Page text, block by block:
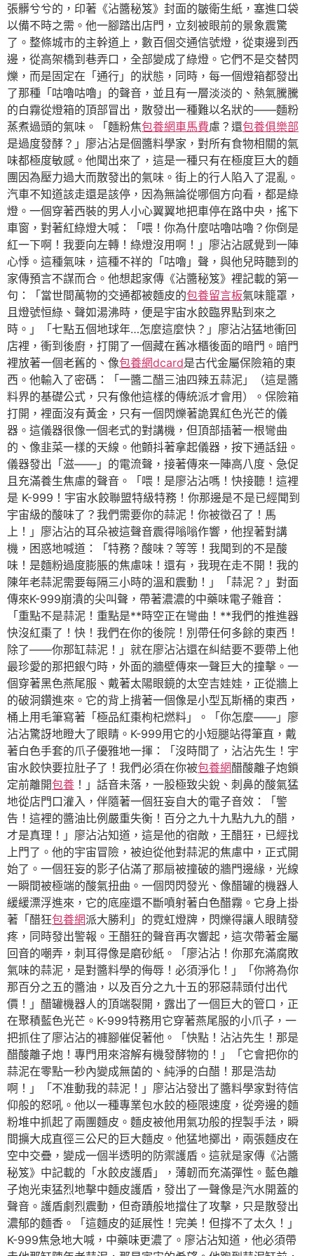
張髒兮兮的，印著《沾醬秘笈》封面的皺衛生紙，塞進口袋
以備不時之需。他一腳踏出店門，立刻被眼前的景象震驚
了。整條城市的主幹道上，數百個交通信號燈，從東邊到西
邊，從高架橋到巷弄口，全部變成了綠燈。它們不是交替閃
爍，而是固定在「通行」的狀態，同時，每一個燈箱都發出
了那種「咕嚕咕嚕」的聲音，並且有一層淡淡的、熱氣騰騰
的白霧從燈箱的頂部冒出，散發出一種難以名狀的——麵粉
蒸煮過頭的氣味。「麵粉焦包養網車馬費慮？還包養俱樂部
是過度發酵？」廖沾沾是個醬料學家，對所有食物相關的氣
味都極度敏感。他聞出來了，這是一種只有在極度巨大的麵
團因為壓力過大而散發出的氣味。街上的行人陷入了混亂。
汽車不知道該走還是該停，因為無論從哪個方向看，都是綠
燈。一個穿著西裝的男人小心翼翼地把車停在路中央，搖下
車窗，對著紅綠燈大喊：「喂！你為什麼咕嚕咕嚕？你倒是
紅一下啊！我要向左轉！綠燈沒用啊！」廖沾沾感覺到一陣
心悸。這種氣味，這種不祥的「咕嚕」聲，與他兒時聽到的
家傳預言不謀而合。他想起家傳《沾醬秘笈》裡記載的第一
句：「當世間萬物的交通都被麵皮的包養留言板氣味籠罩，
且燈號恒綠、聲如湯沸時，便是宇宙水餃臨界點到來之
時。」「七點五個地球年…怎麼這麼快？」廖沾沾猛地衝回
店裡，衝到後廚，打開了一個藏在舊冰櫃後面的暗門。暗門
裡放著一個老舊的、像包養網dcard是古代金屬保險箱的東
西。他輸入了密碼：「一醬二醋三油四辣五蒜泥」（這是醬
料界的基礎公式，只有像他這樣的傳統派才會用）。保險箱
打開，裡面沒有黃金，只有一個閃爍著詭異紅色光芒的儀
器。這儀器很像一個老式的對講機，但頂部插著一根彎曲
的、像韭菜一樣的天線。他顫抖著拿起儀器，按下通話鈕。
儀器發出「滋——」的電流聲，接著傳來一陣高八度、急促
且充滿養生焦慮的聲音。「喂！是廖沾沾嗎！快接聽！這裡
是 K-999！宇宙水餃聯盟特級特務！你那邊是不是已經聞到
宇宙級的酸味了？我們需要你的蒜泥！你被徵召了！馬
上！」廖沾沾的耳朵被這聲音震得嗡嗡作響，他捏著對講
機，困惑地喊道：「特務？酸味？等等！我聞到的不是酸
味！是麵粉過度膨脹的焦慮味！還有，我現在走不開！我的
陳年老蒜泥需要每隔三小時的溫和震動！」「蒜泥？」對面
傳來K-999崩潰的尖叫聲，帶著濃濃的中藥味電子雜音：
「重點不是蒜泥！重點是**時空正在彎曲！**我們的推進器
快沒紅棗了！快！我們在你的後院！別帶任何多餘的東西！
除了——你那缸蒜泥！」就在廖沾沾還在糾結要不要帶上他
最珍愛的那把銀勺時，外面的牆壁傳來一聲巨大的撞擊。一
個穿著黑色燕尾服、戴著太陽眼鏡的太空吉娃娃，正從牆上
的破洞鑽進來。它的背上揹著一個像是小型瓦斯桶的東西，
桶上用毛筆寫著「極品紅棗枸杞燃料」。「你怎麼——」廖
沾沾驚訝地瞪大了眼睛。K-999用它的小短腿站得筆直，戴
著白色手套的爪子優雅地一揮：「沒時間了，沾沾先生！宇
宙水餃快要拉肚子了！我們必須在你被包養網醋酸離子炮鎖
定前離開包養 ！」話音未落，一股極致尖銳、刺鼻的酸氣猛
地從店門口灌入，伴隨著一個狂妄自大的電子音效：「警
告！這裡的醬油比例嚴重失衡！百分之九十九點九九的醋，
才是真理！」廖沾沾知道，這是他的宿敵，王醋狂，已經找
上門了。他的宇宙冒險，被迫從他對蒜泥的焦慮中，正式開
始了。一個狂妄的影子佔滿了那扇被撞破的牆門邊緣，光線
一瞬間被極端的酸氣扭曲。一個閃閃發光、像醋罐的機器人
緩緩漂浮進來，它的底座還不斷噴射著白色醋霧。它身上掛
著「醋狂包養網派大勝利」的霓虹燈牌，閃爍得讓人眼睛發
疼，同時發出警報。王醋狂的聲音再次響起，這次帶著金屬
回音的嘲弄，刺耳得像是磨砂紙。「廖沾沾！你那充滿腐敗
氣味的蒜泥，是對醬料學的侮辱！必須淨化！」「你將為你
那百分之五的醬油，以及百分之九十五的邪惡蒜頭付出代
價！」醋罐機器人的頂端裂開，露出了一個巨大的管口，正
在聚積藍色光芒。K-999特務用它穿著燕尾服的小爪子，一
把抓住了廖沾沾的褲腳催促著他。「快點！沾沾先生！那是
醋酸離子炮！專門用來溶解有機發酵物的！」「它會把你的
蒜泥在零點一秒內變成無菌的、純淨的白醋！那是浩劫
啊！」「不准動我的蒜泥！」廖沾沾發出了醬料學家對待信
仰般的怒吼。他以一種專業包水餃的極限速度，從旁邊的麵
粉堆中抓起了兩團麵皮。麵皮被他用氣功般的捏製手法，瞬
間擴大成直徑三公尺的巨大麵皮。他猛地擲出，兩張麵皮在
空中交疊，變成一個半透明的防禦護盾。這就是家傳《沾醬
秘笈》中記載的「水餃皮護盾」，薄韌而充滿彈性。藍色離
子炮光束猛烈地擊中麵皮護盾，發出了一聲像是汽水開蓋的
聲音。護盾劇烈震動，但奇蹟般地擋住了攻擊，只是散發出
濃郁的麵香。「這麵皮的延展性！完美！但撐不了太久！」
K-999焦急地大喊，中藥味更濃了。廖沾沾知道，他必須帶